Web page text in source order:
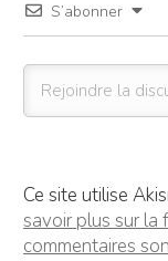
S’abonner
Ce site utilise
savoir plus sur la
commentaires